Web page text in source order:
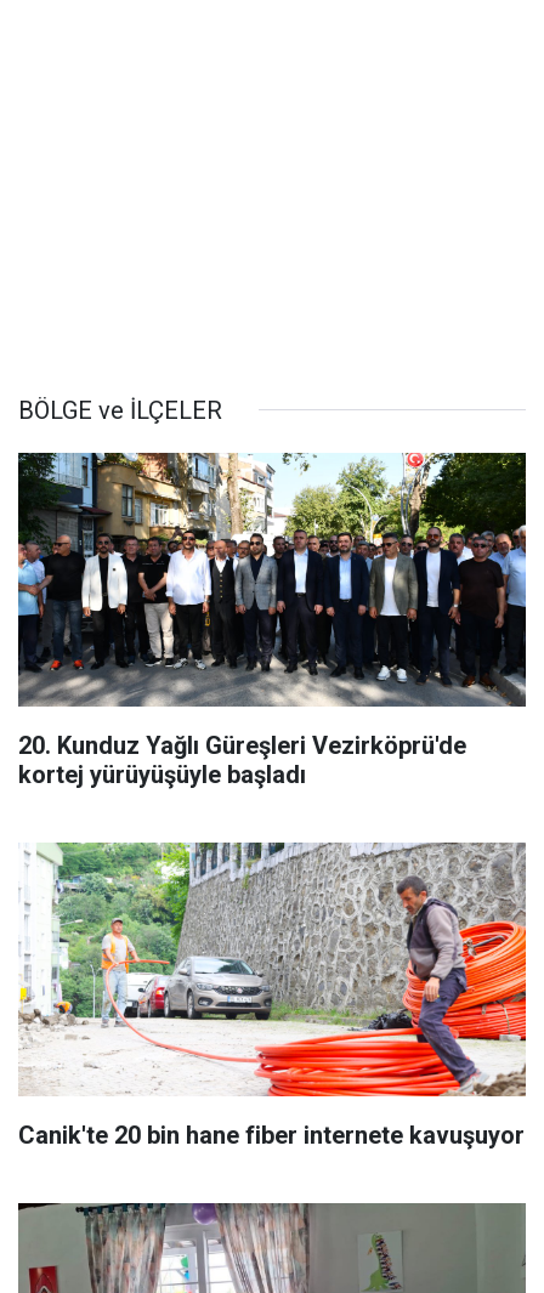
BÖLGE ve İLÇELER
20. Kunduz Yağlı Güreşleri Vezirköprü'de
kortej yürüyüşüyle başladı
Canik'te 20 bin hane fiber internete kavuşuyor